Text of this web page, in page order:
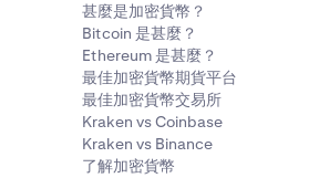
甚麼是加密貨幣？
Bitcoin 是甚麼？
Ethereum 是甚麼？
最佳加密貨幣期貨平台
最佳加密貨幣交易所
Kraken vs Coinbase
Kraken vs Binance
了解加密貨幣